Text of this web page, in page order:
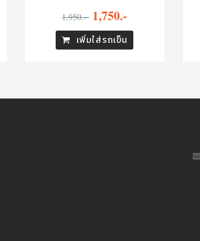
1,950.- 1,750.-
เพิ่มใส่รถเข็น